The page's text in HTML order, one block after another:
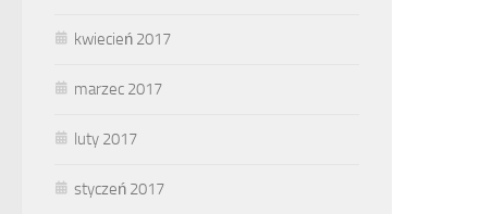
kwiecień 2017
marzec 2017
luty 2017
styczeń 2017